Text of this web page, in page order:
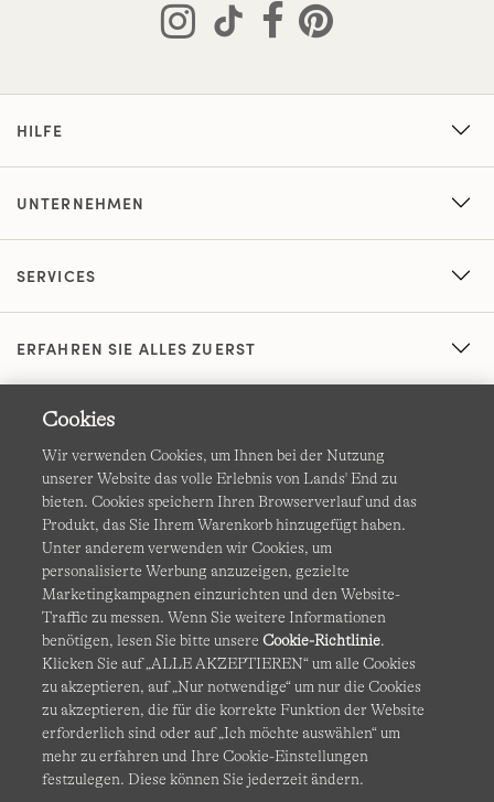
HILFE
UNTERNEHMEN
SERVICES
ERFAHREN SIE ALLES ZUERST
AGB Datenschutz & Sicherheit
Cookies Ich möchte auswählen Barrierefreiheit
Site Map Internationale Websites
Diese Website ist durch reCAPTCHA geschützt. Es gelten die
Datenschutzerklärung undNutzungsbedingungenvon
Google.
Cookies
Wir verwenden Cookies, um Ihnen bei der Nutzung
unserer Website das volle Erlebnis von Lands' End zu
bieten. Cookies speichern Ihren Browserverlauf und das
Produkt, das Sie Ihrem Warenkorb hinzugefügt haben.
Unter anderem verwenden wir Cookies, um
personalisierte Werbung anzuzeigen, gezielte
Marketingkampagnen einzurichten und den Website-
Traffic zu messen. Wenn Sie weitere Informationen
benötigen, lesen Sie bitte unsereCookie-Richtlinie.
Klicken Sie auf „ALLE AKZEPTIEREN“ um alle Cookies
zu akzeptieren, auf „Nur notwendige“ um nur die Cookies
zu akzeptieren, die für die korrekte Funktion der Website
erforderlich sind oder auf „Ich möchte auswählen“ um
mehr zu erfahren und Ihre Cookie-Einstellungen
festzulegen. Diese können Sie jederzeit ändern.